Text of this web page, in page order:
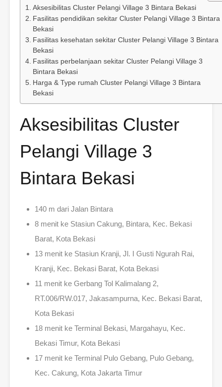
Aksesibilitas Cluster Pelangi Village 3 Bintara Bekasi
Fasilitas pendidikan sekitar Cluster Pelangi Village 3 Bintara
Bekasi
Fasilitas kesehatan sekitar Cluster Pelangi Village 3 Bintara
Bekasi
Fasilitas perbelanjaan sekitar Cluster Pelangi Village 3
Bintara Bekasi
Harga & Type rumah Cluster Pelangi Village 3 Bintara
Bekasi
Aksesibilitas Cluster
Pelangi Village 3
Bintara Bekasi
140 m dari Jalan Bintara
8 menit ke Stasiun Cakung, Bintara, Kec. Bekasi
Barat, Kota Bekasi
13 menit ke Stasiun Kranji, Jl. I Gusti Ngurah Rai,
Kranji, Kec. Bekasi Barat, Kota Bekasi
11 menit ke Gerbang Tol Kalimalang 2,
RT.006/RW.017, Jakasampurna, Kec. Bekasi Barat,
Kota Bekasi
18 menit ke Terminal Bekasi, Margahayu, Kec.
Bekasi Timur, Kota Bekasi
17 menit ke Terminal Pulo Gebang, Pulo Gebang,
Kec. Cakung, Kota Jakarta Timur